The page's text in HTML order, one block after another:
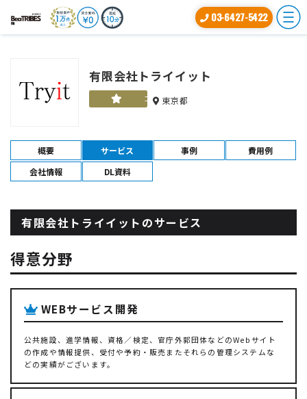
03-6427-5422
有限会社トライイット
ゴールド東京都
概要 サービス 事例
費用例
会社情報
DL資料
有限会社トライイットのサービス
得意分野
WEBサービス開発
公共施設、進学情報、資格／検定、官庁外郭団体などのWebサイト
の作成や情報提供、受付や予約・販売またそれらの管理システムな
どの実績がございます。